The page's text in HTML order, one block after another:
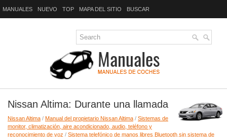
MANUALES NUEVO TOP MAPA DEL SITIO BUSCAR
Nissan Altima: Durante una llamada
Nissan Altima / Manual del propietario Nissan Altima / Sistemas de
monitor, climatización, aire acondicionado, audio, teléfono y
reconocimiento de voz / Sistema telefónico de manos libres Bluetooth sin sistema de